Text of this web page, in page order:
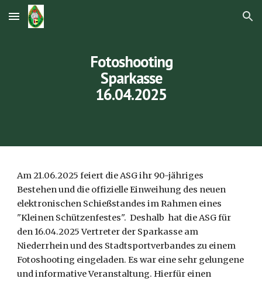
Skip to main content Skip to navigation
Fotoshooting
Sparkasse
16.04.2025
Am 21.06.2025 feiert die ASG ihr 90-jähriges
Bestehen und die offizielle Einweihung des neuen
elektronischen Schießstandes im Rahmen eines
"Kleinen Schützenfestes". Deshalb hat die ASG für
den 16.04.2025 Vertreter der Sparkasse am
Niederrhein und des Stadtsportverbandes zu einem
Fotoshooting eingeladen. Es war eine sehr gelungene
und informative Veranstaltung. Hierfür einen